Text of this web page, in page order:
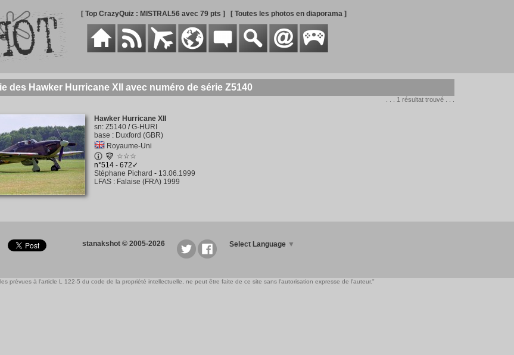
[ Top CrazyQuiz : MISTRAL56 avec 79 pts ] [ Toutes les photos en diaporama ]
des Hawker Hurricane XII avec numéro de série Z5140
. . . 1 résultat trouvé . . .
Hawker Hurricane XII
sn: Z5140/G-HURI
base : Duxford (GBR)
Royaume-Uni
☆☆☆
n°514 - 672✓
Stéphane Pichard - 13.06.1999
LFAS: Falaise (FRA) 1999
stanakshot © 2005-2026 Select Language ▼
prévues à l'article L 122-5 du code de la propriété intellectuelle, ne peut être faite de ce site sans l'autorisation expresse de l'auteur."